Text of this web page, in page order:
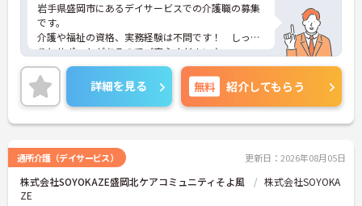
岩手県盛岡市にあるデイサービスでの介護職の募集
です。
介護や福祉の資格、実務経験は不問です！ しっか
りとサポートがあるのでご安心ください♪
また食事補助、定期健康診断など、働きやすい手当
や福利厚生が整っています☆
ご興味のある方には、面接対策ポイントなど、さら
に詳細をお話しいたしますのでお気軽にご相談くだ
さい！
詳細を見る 無料 紹介してもらう
通所介護（デイサービス） 更新日：2026年08月05日
株式会社SOYOKAZE盛岡北ケアコミュニティそよ風
株式会社SOYOKA
ZE